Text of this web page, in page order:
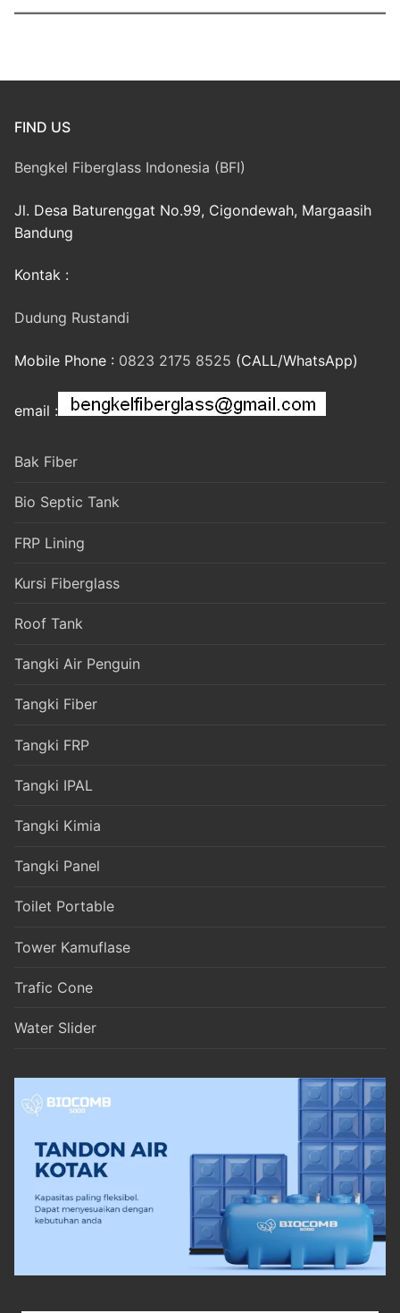
FIND US
Bengkel Fiberglass Indonesia (BFI)
Jl. Desa Baturenggat No.99, Cigondewah, Margaasih
Bandung
Kontak :
Dudung Rustandi
Mobile Phone : 0823 2175 8525 (CALL/WhatsApp)
email :
Bak Fiber
Bio Septic Tank
FRP Lining
Kursi Fiberglass
Roof Tank
Tangki Air Penguin
Tangki Fiber
Tangki FRP
Tangki IPAL
Tangki Kimia
Tangki Panel
Toilet Portable
Tower Kamuflase
Trafic Cone
Water Slider